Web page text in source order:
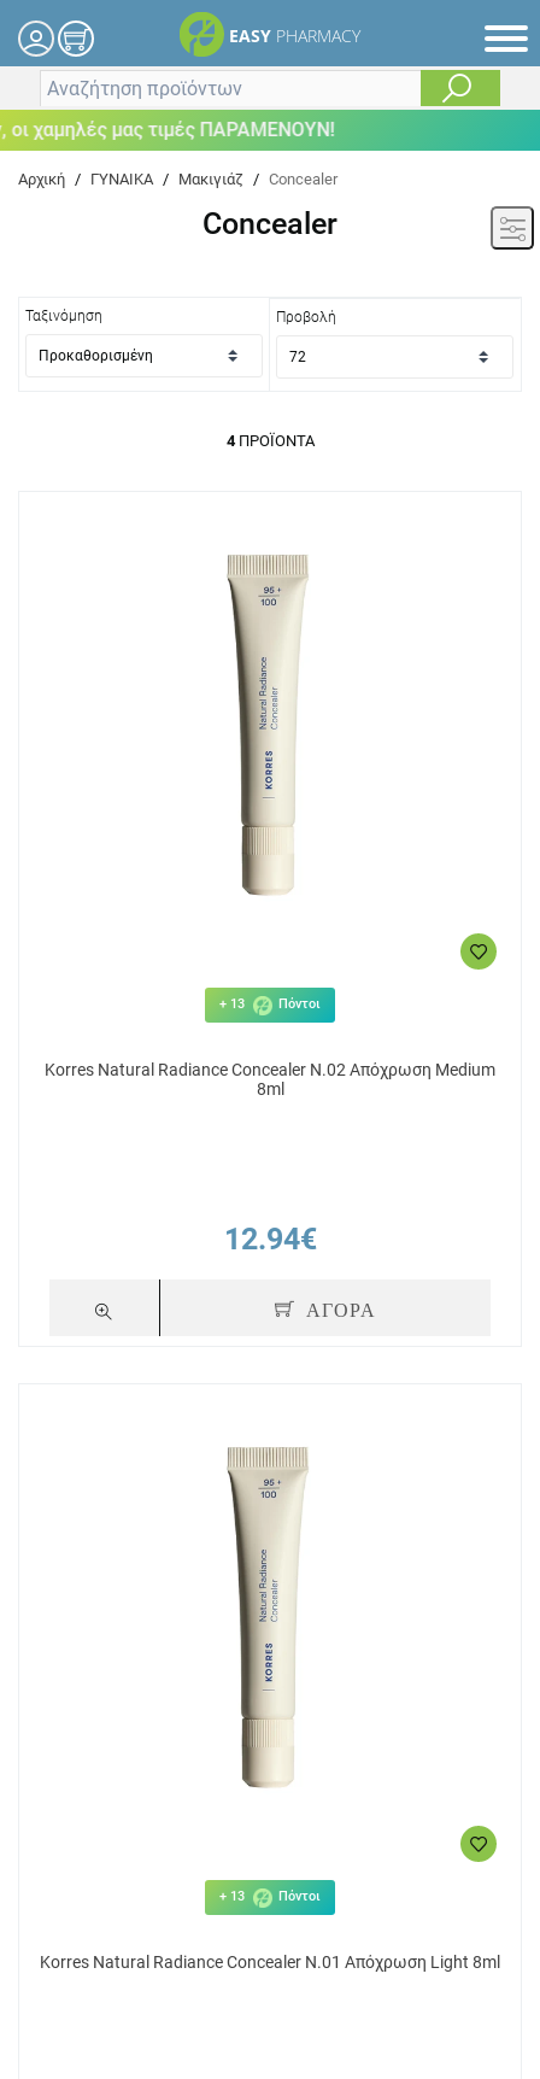
EASY PHARMACY
χαμηλές μας τιμές ΠΑΡΑΜΕΝΟΥΝ!
Αρχική / ΓΥΝΑΙΚΑ / Μακιγιάζ / Concealer
Concealer
Ταξινόμηση Προβολή
4ΠΡΟΪΌΝΤΑ
+ 13 Πόντοι
Korres Natural Radiance Concealer N.02 Απόχρωση Medium
8ml
12.94€
ΑΓΟΡΑ
+ 13 Πόντοι
Korres Natural Radiance Concealer N.01 Απόχρωση Light 8ml